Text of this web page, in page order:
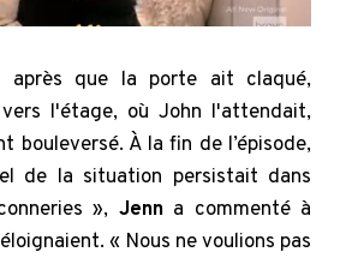
après que la porte ait claqué,
l'étage, où John l'attendait,
bouleversé. À la fin de l’épisode,
de la situation persistait dans
», Jenna commenté à
« Nous ne voulions pas